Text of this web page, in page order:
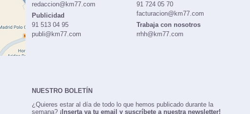
redaccion@km77.com
Publicidad
91 513 04 95
publi@km77.com
91 724 05 70
facturacion@km77.com
Trabaja con nosotros
rrhh@km77.com
NUESTRO BOLETÍN
¿Quieres estar al día de todo lo que hemos publicado durante la
semana? ¡Inserta ya tu email y suscríbete a nuestra newsletter!